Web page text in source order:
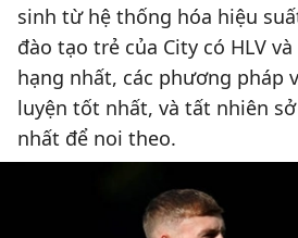
sinh từ hệ thống hóa hiệu
đào tạo trẻ của City có HLV
hạng nhất, các phương pháp
luyện tốt nhất, và tất nhiên
nhất để noi theo.